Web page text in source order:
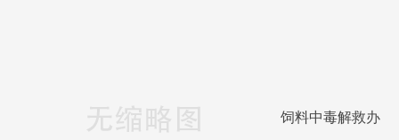
饲料中毒解救办